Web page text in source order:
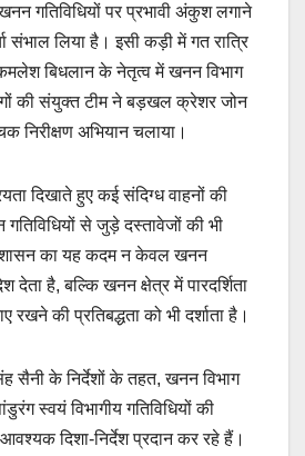
गतिविधियों पर प्रभावी अंकुश लगाने
संभाल लिया है। इसी कड़ी में गत रात्रि
बिधलान के नेतृत्व में खनन विभाग
की संयुक्त टीम ने बड़खल क्रेशर जोन
निरीक्षण अभियान चलाया।
दिखाते हुए कई संदिग्ध वाहनों की
से जुड़े दस्तावेजों की भी
का यह कदम न केवल खनन
है, बल्कि खनन क्षेत्र में पारदर्शिता
की प्रतिबद्धता को भी दर्शाता है।
सैनी के निर्देशों के तहत, खनन विभाग
स्वयं विभागीय गतिविधियों की
दिशा-निर्देश प्रदान कर रहे हैं।